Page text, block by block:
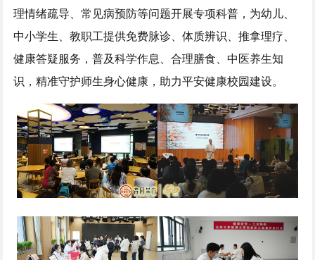
理情绪疏导、常见病预防等问题开展专项科普，为幼儿、
中小学生、教职工提供免费脉诊、体质辨识、推拿理疗、
健康答疑服务，普及科学作息、合理膳食、中医养生知
识，精准守护师生身心健康，助力平安健康校园建设。